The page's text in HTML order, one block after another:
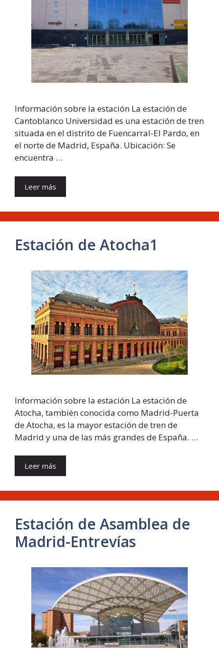
Información sobre la estación La estación de
Cantoblanco Universidad es una estación de tren
situada en el distrito de Fuencarral-El Pardo, en
el norte de Madrid, España. Ubicación: Se
encuentra …
Leer más
Estación de Atocha1​
Información sobre la estación La estación de
Atocha, también conocida como Madrid-Puerta
de Atocha, es la mayor estación de tren de
Madrid y una de las más grandes de España. …
Leer más
Estación de Asamblea de
Madrid-Entrevías